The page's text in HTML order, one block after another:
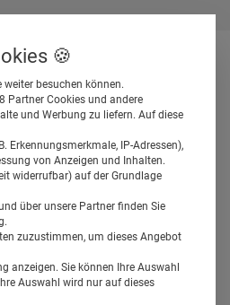
🍪
besuchen können.
Partner Cookies und andere
und Werbung zu liefern. Auf diese
Erkennungsmerkmale, IP-Adressen),
von Anzeigen und Inhalten.
widerrufbar) auf der Grundlage
über unsere Partner finden Sie
zuzustimmen, um dieses Angebot
anzeigen. Sie können Ihre Auswahl
Auswahl wird nur auf dieses